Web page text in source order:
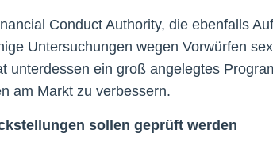
Conduct Authority, die ebenfalls
Untersuchungen wegen Vorwürfen
unterdessen ein groß angelegtes
am Markt zu verbessern.
sollen geprüft werden